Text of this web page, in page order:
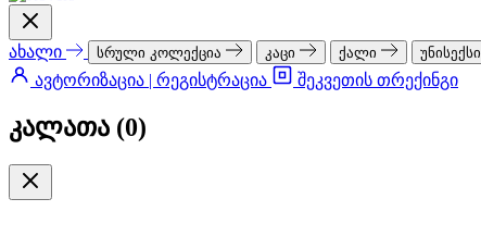
ახალი სრული კოლექცია კაცი ქალი უნისექსი
ავტორიზაცია | რეგისტრაცია
შეკვეთის თრექინგი
კალათა (0)